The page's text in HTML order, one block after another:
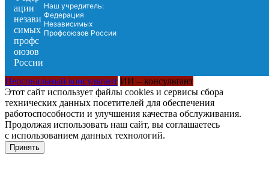
Наш учредитель:
Федерация
Независимых
Профсоюзов России
Персональный консультант ИИ – консультант
Этот сайт использует файлы cookies и сервисы сбора
технических данных посетителей для обеспечения
работоспособности и улучшения качества обслуживания.
Продолжая использовать наш сайт, вы соглашаетесь
с использованием данных технологий.
Принять